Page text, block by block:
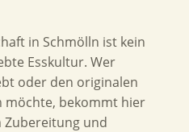
in Schmölln ist kein
Esskultur. Wer
oder den originalen
möchte, bekommt hier
Zubereitung und